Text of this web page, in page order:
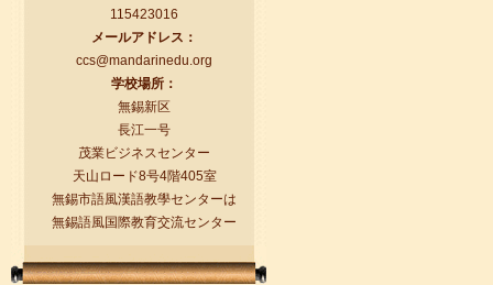
語風漢語学員ー任代利
115423016
メールアドレス：
ccs@mandarinedu.org
学校場所：
無錫新区
長江一号
茂業ビジネスセンター
天山ロード8号4階405室
無錫市語風漢語教學センターは
無錫語風国際教育交流センター